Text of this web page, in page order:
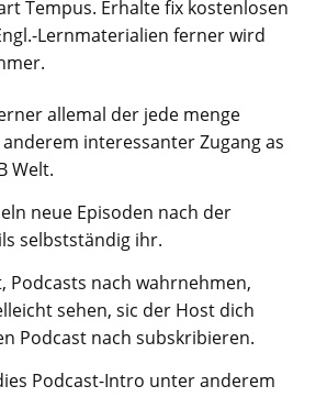
Tempus. Erhalte fix kostenlosen
Lernmaterialien ferner wird
allemal der jede menge
interessanter Zugang as
Welt.
neue Episoden nach der
selbstständig ihr.
Podcasts nach wahrnehmen,
sehen, sic der Host dich
Podcast nach subskribieren.
Podcast-Intro unter anderem